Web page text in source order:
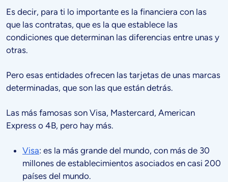
Es decir, para ti lo importante es la financiera con las
que las contratas, que es la que establece las
condiciones que determinan las diferencias entre unas y
otras.
Pero esas entidades ofrecen las tarjetas de unas marcas
determinadas, que son las que están detrás.
Las más famosas son Visa, Mastercard, American
Express o 4B, pero hay más.
Visa: es la más grande del mundo, con más de 30
millones de establecimientos asociados en casi 200
países del mundo.